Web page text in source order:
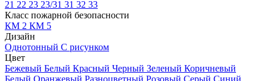
21 22 23 23/31 31 32 33
Класс пожарной безопасности
КМ 2 КМ 5
Дизайн
Однотонный С рисунком
Цвет
Бежевый Белый Красный Черный Зеленый Коричневый
Белый Оранжевый Разноцветный Розовый Серый Синий